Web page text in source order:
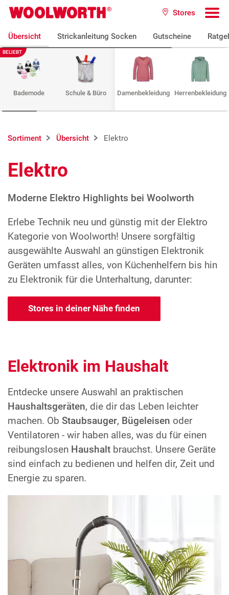
Zum Hauptinhalt
Woolworth GmbH Stores
Übersicht Strickanleitung Socken Gutscheine
BELIEBT
Bademode Schule & Büro Damenbekleidung Herrenbekleidung
Sortiment Übersicht Elektro
Elektro
Moderne Elektro Highlights bei Woolworth
Erlebe Technik neu und günstig mit der Elektro
Kategorie von Woolworth! Unsere sorgfältig
ausgewählte Auswahl an günstigen Elektronik
Geräten umfasst alles, von Küchenhelfern bis hin
zu Elektronik für die Unterhaltung, darunter:
Stores in deiner Nähe finden
Elektronik im Haushalt
Entdecke unsere Auswahl an praktischen
Haushaltsgeräten, die dir das Leben leichter
machen. Ob Staubsauger, Bügeleisen oder
Ventilatoren - wir haben alles, was du für einen
reibungslosen Haushalt brauchst. Unsere Geräte
sind einfach zu bedienen und helfen dir, Zeit und
Energie zu sparen.